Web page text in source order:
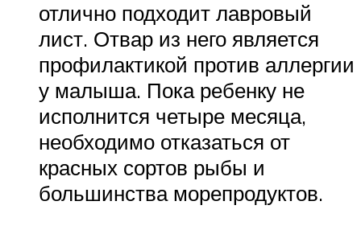
отлично подходит лавровый
лист. Отвар из него является
профилактикой против аллергии
у малыша. Пока ребенку не
исполнится четыре месяца,
необходимо отказаться от
красных сортов рыбы и
большинства морепродуктов.